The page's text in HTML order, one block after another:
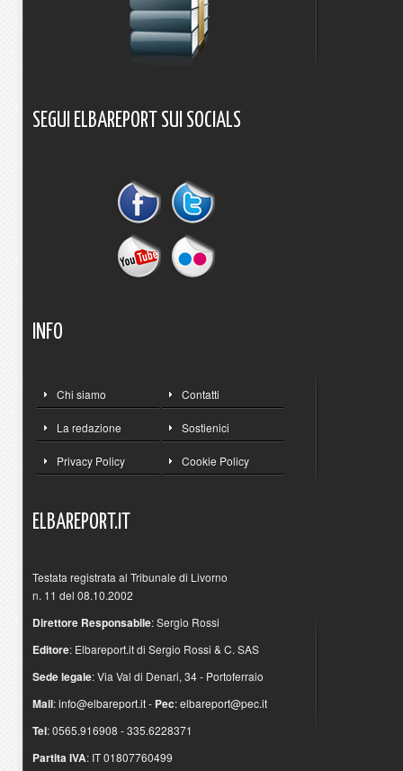
SEGUI ELBAREPORT SUI SOCIALS
INFO
Chi siamo Contatti
La redazione Sostienici
Privacy Policy Cookie Policy
ELBAREPORT.IT
Testata registrata al Tribunale di Livorno
n. 11 del 08.10.2002
Direttore Responsabile: Sergio Rossi
Editore: Elbareport.it di Sergio Rossi & C. SAS
Sede legale: Via Val di Denari, 34 - Portoferraio
Mail:info@elbareport.it- Pec:elbareport@pec.it
Tel: 0565.916908 - 335.6228371
Partita IVA: IT 01807760499